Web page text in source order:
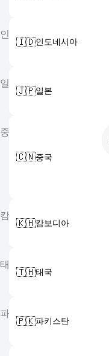
인
🇮🇩인도네시아
일
🇯🇵일본
중
🇨🇳중국
캄
🇰🇭캄보디아
태
🇹🇭태국
파
🇵🇰파키스탄